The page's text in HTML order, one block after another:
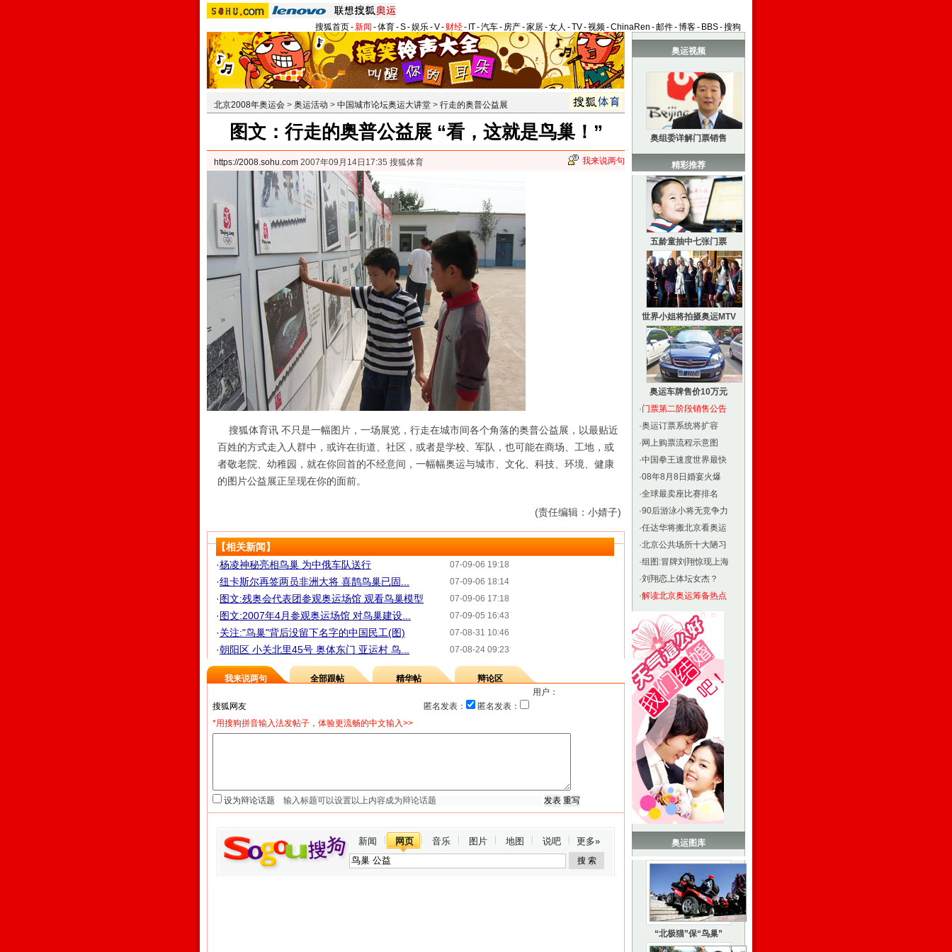
搜狐首页-新闻 -体育-S-娱乐-V- 财经- IT-汽车- 房产-家居-女人 -TV-视频-ChinaRen -邮件-博客- BBS-搜狗
北京2008年奥运会 > 奥运活动 > 中国城市论坛奥运大讲堂 > 行走的奥普公益展
图文：行走的奥普公益展 “看，这就是鸟巢！”
https://2008.sohu.com 2007年09月14日17:35 搜狐体育 我来说两句
搜狐体育讯 不只是一幅图片，一场展览，行走在城市间各个角落的奥普公益展，以最贴近
百姓的方式走入人群中，或许在街道、社区，或者是学校、军队，也可能在商场、工地，或
者敬老院、幼稚园，就在你回首的不经意间，一幅幅奥运与城市、文化、科技、环境、健康
的图片公益展正呈现在你的面前。
(责任编辑：小婧子)
【相关新闻】
07-09-06 19:18
·杨凌神秘亮相鸟巢 为中俄车队送行
07-09-06 18:14
·纽卡斯尔再签两员非洲大将 喜鹊鸟巢已固...
07-09-06 17:18
·图文:残奥会代表团参观奥运场馆 观看鸟巢模型
07-09-05 16:43
·图文:2007年4月参观奥运场馆 对鸟巢建设...
07-08-31 10:46
·关注:"鸟巢"背后没留下名字的中国民工(图)
07-08-24 09:23
·朝阳区 小关北里45号 奥体东门 亚运村 鸟...
我来说两句 全部跟帖 精华帖
辩论区
用户：
匿名发表：
匿名发表：
*用搜狗拼音输入法发帖子，体验更流畅的中文输入>>
设为辩论话题
新闻 网页 音乐 图片 地图 说吧 更多»
奥运视频
奥组委详解门票销售
精彩推荐
五龄童抽中七张门票
世界小姐将拍摄奥运MTV
奥运车牌售价10万元
·门票第二阶段销售公告
·奥运订票系统将扩容
· 网上购票流程示意图
·中国拳王速度世界最快
·08年8月8日婚宴火爆
·全球最卖座比赛排名
·90后游泳小将无竞争力
·任达华将搬北京看奥运
·北京公共场所十大陋习
·组图:冒牌刘翔惊现上海
·刘翔恋上体坛女杰？
·解读北京奥运筹备热点
奥运图库
“北极猫”保“鸟巢”